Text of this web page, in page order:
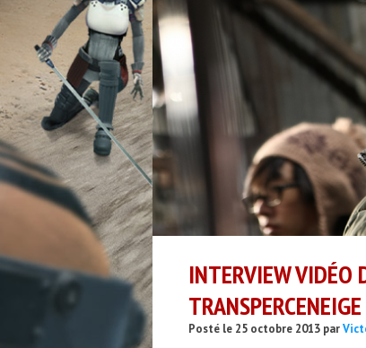
INTERVIEW VIDÉO
TRANSPERCENEIGE
Posté le 25 octobre 2013 par